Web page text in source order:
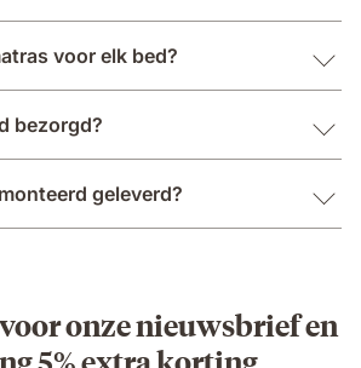
voor elk bed?
bezorgd?
geleverd?
onze nieuwsbrief en